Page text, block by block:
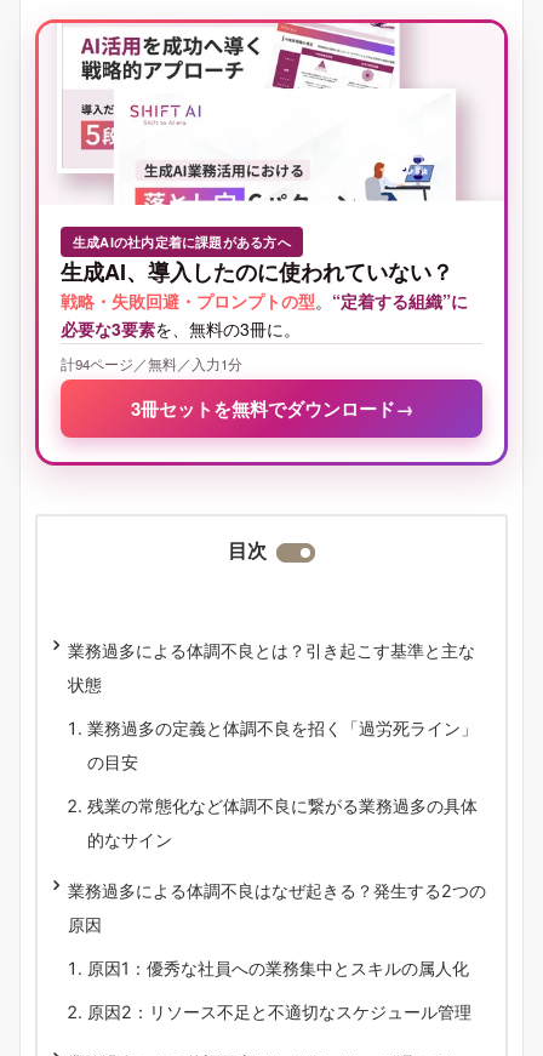
生成AIの社内定着に課題がある方へ
生成AI、導入したのに使われていない？
戦略・失敗回避・プロンプトの型。 “定着する組織”に
必要な3要素を、無料の3冊に。
計94ページ／無料／入力1分
3冊セットを無料でダウンロード →
目次
業務過多による体調不良とは？引き起こす基準と主な
状態
業務過多の定義と体調不良を招く「過労死ライン」
の目安
残業の常態化など体調不良に繋がる業務過多の具体
的なサイン
業務過多による体調不良はなぜ起きる？発生する2つの
原因
原因1：優秀な社員への業務集中とスキルの属人化
原因2：リソース不足と不適切なスケジュール管理